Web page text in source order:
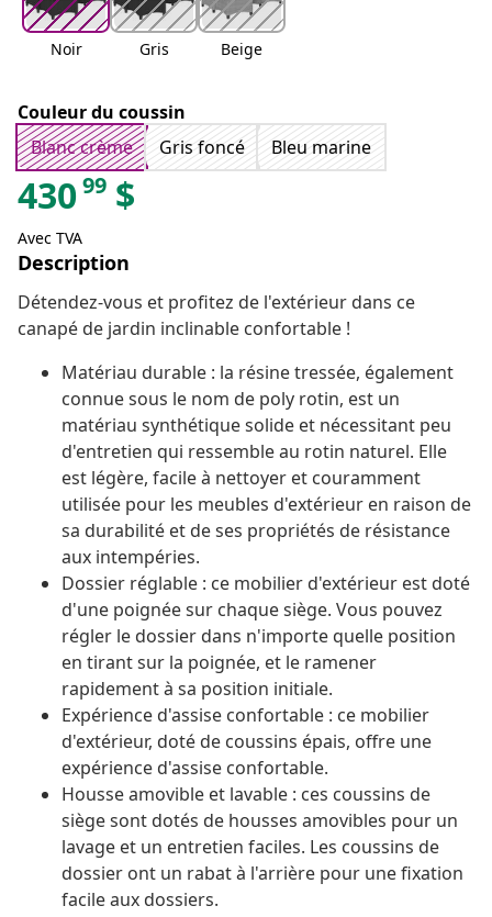
Noir Gris Beige
Couleur du coussin
Blanc crème
Gris foncé Bleu marine
43099 $
Avec TVA
Description
Détendez-vous et profitez de l'extérieur dans ce
canapé de jardin inclinable confortable !
Matériau durable : la résine tressée, également
connue sous le nom de poly rotin, est un
matériau synthétique solide et nécessitant peu
d'entretien qui ressemble au rotin naturel. Elle
est légère, facile à nettoyer et couramment
utilisée pour les meubles d'extérieur en raison de
sa durabilité et de ses propriétés de résistance
aux intempéries.
Dossier réglable : ce mobilier d'extérieur est doté
d'une poignée sur chaque siège. Vous pouvez
régler le dossier dans n'importe quelle position
en tirant sur la poignée, et le ramener
rapidement à sa position initiale.
Expérience d'assise confortable : ce mobilier
d'extérieur, doté de coussins épais, offre une
expérience d'assise confortable.
Housse amovible et lavable : ces coussins de
siège sont dotés de housses amovibles pour un
lavage et un entretien faciles. Les coussins de
dossier ont un rabat à l'arrière pour une fixation
facile aux dossiers.